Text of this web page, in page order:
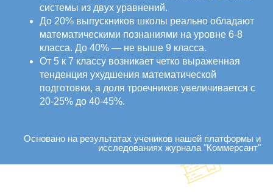
системы из двух уравнений.
До 20% выпускников школы реально обладают
математическими познаниями на уровне 6-8
класса. До 40% — не выше 9 класса.
От 5 к 7 классу возникает четко выраженная
тенденция ухудшения математической
подготовки, а доля троечников увеличивается с
20-25% до 40-45%.
Основано на результатах учеников нашей платформы и
исследованиях журнала "Коммерсант"